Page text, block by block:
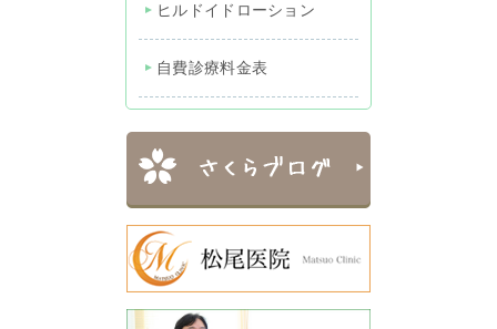
ヒルドイドローション
自費診療料金表